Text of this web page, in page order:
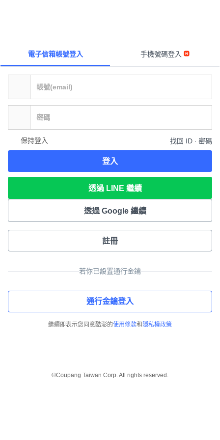
電子信箱帳號登入 手機號碼登入
保持登入 找回 ID ∙ 密碼
登入
透過 LINE 繼續
透過 Google 繼續
註冊
若你已設置通行金鑰
通行金鑰登入
繼續即表示您同意酷澎的使用條款和 隱私權政策
©Coupang Taiwan Corp. All rights reserved.